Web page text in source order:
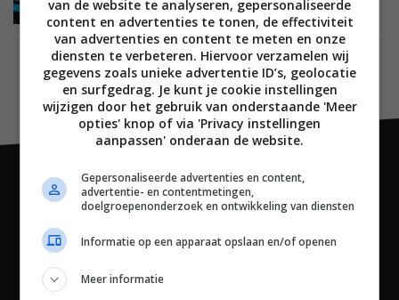
Van Deynen smart solutions pakt uit met Top hifi
audio show
van de website te analyseren, gepersonaliseerde
content en advertenties te tonen, de effectiviteit
van advertenties en content te meten en onze
diensten te verbeteren. Hiervoor verzamelen wij
gegevens zoals unieke advertentie ID’s, geolocatie
en surfgedrag. Je kunt je cookie instellingen
wijzigen door het gebruik van onderstaande 'Meer
opties' knop of via 'Privacy instellingen
aanpassen' onderaan de website.
Gepersonaliseerde advertenties en content,
advertentie- en contentmetingen,
doelgroepenonderzoek en ontwikkeling van diensten
Informatie op een apparaat opslaan en/of openen
Meer informatie